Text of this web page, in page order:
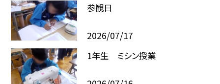
参観日
2026/07/17
1年生 ミシン授業